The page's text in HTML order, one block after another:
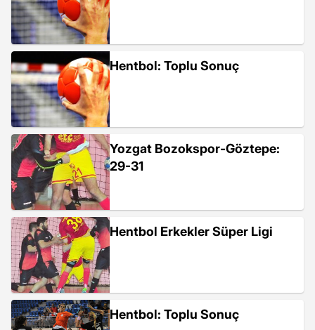
Hentbol: Toplu Sonuç
Yozgat Bozokspor-Göztepe:
29-31
Hentbol Erkekler Süper Ligi
Hentbol: Toplu Sonuç